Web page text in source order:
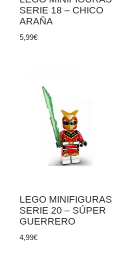
SERIE 18 – CHICO
ARAÑA
5,99€
LEGO MINIFIGURAS
SERIE 20 – SÚPER
GUERRERO
4,99€